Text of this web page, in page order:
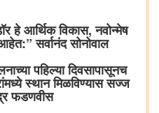
हे आर्थिक विकास, नवोन्मेष
सर्वानंद सोनोवाल
पहिल्या दिवसापासूनच
स्थान मिळविण्यास सज्ज
फडणवीस